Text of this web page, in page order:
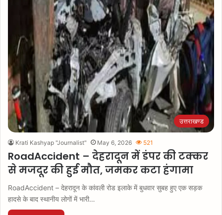
उत्तराखण्ड
Krati Kashyap "Journalist" May 6, 2026 521
RoadAccident – देहरादून में डंपर की टक्कर
से मजदूर की हुई मौत, जमकर कटा हंगामा
RoadAccident – देहरादून के कांवली रोड इलाके में बुधवार सुबह हुए एक सड़क
हादसे के बाद स्थानीय लोगों में भारी…